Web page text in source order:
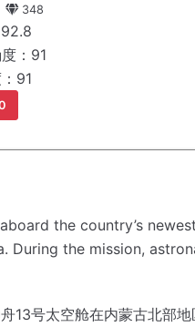
348
：91
91
the country’s
During the mission,
13号太空舱在内蒙古北部地